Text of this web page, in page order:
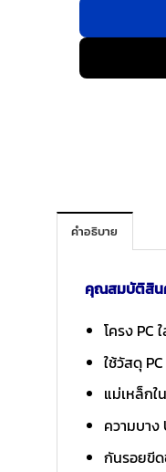
คำอธิบาย
คุณสมบัติสิน
โครง PC
ใช้วัสดุ
แม่เหล็ก
ความบาง
กันรอยขีด